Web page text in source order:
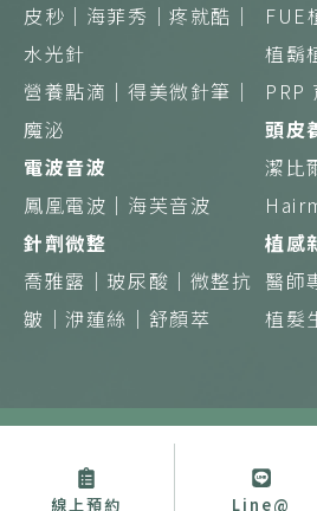
皮秒｜ 海菲秀｜疼就酷｜
水光針
營養點滴｜得美微針筆｜
魔泌
電波音波
鳳凰電波｜ 海芙音波
針劑微整
喬雅露｜ 玻尿酸｜ 微整抗
皺｜洢蓮絲｜ 舒顏萃
FUE
植鬍
PRP
頭皮
潔比
植感
醫師
植髮
禁止任何網際網路服務業者轉錄其網路資
路搜尋或超連結方式，進入醫療機構之網
線上預約 Line@